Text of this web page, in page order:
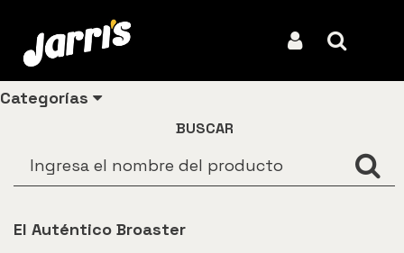
Categorías
Ligeros Jarris
BUSCAR
El Auténtico Broaster
Ver todos